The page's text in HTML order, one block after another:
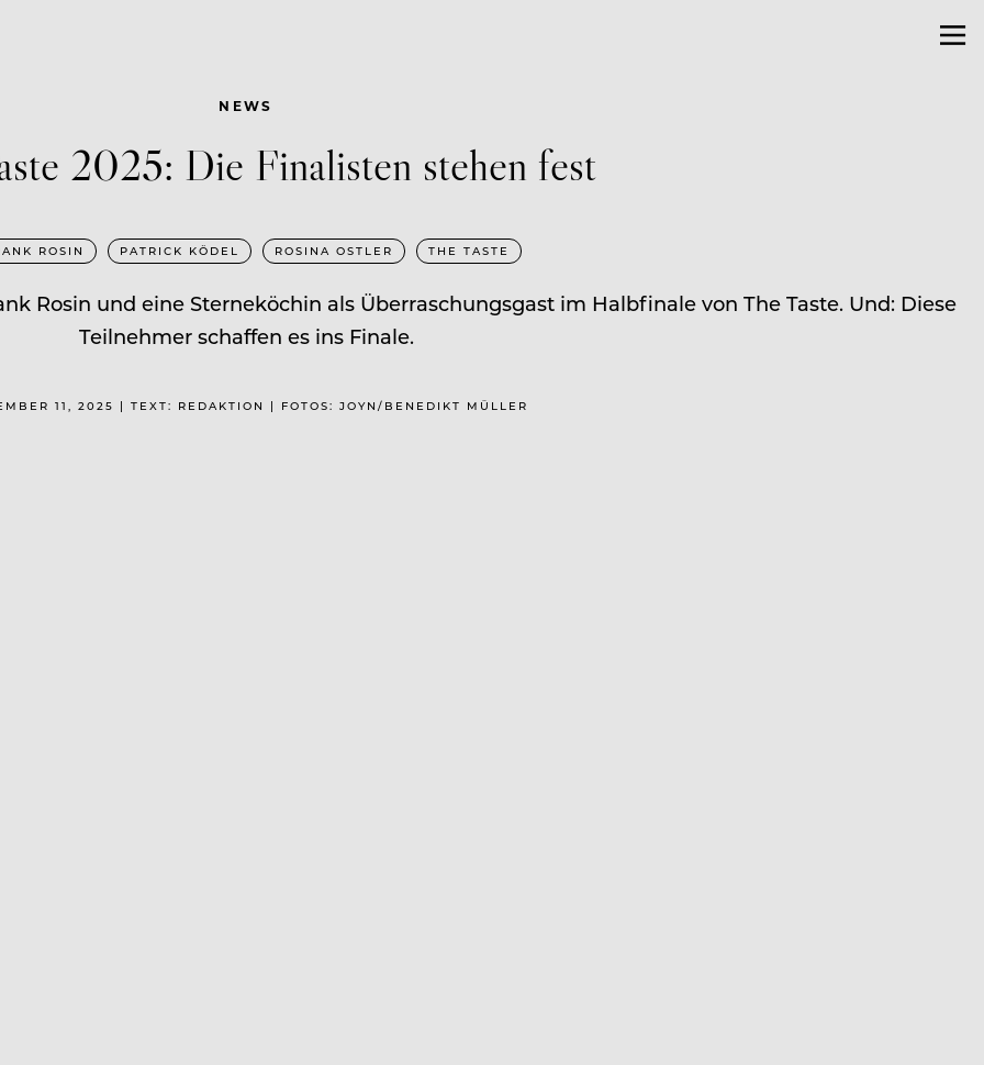
NEWS
2025: Die Finalisten stehen fest
ROSIN PATRICK KÖDEL ROSINA OSTLER THE TASTE
Rosin und eine Sterneköchin als Überraschungsgast im Halbfinale von The Taste. Und: Diese
Teilnehmer schaffen es ins Finale.
11, 2025 | TEXT: REDAKTION | FOTOS: JOYN/BENEDIKT MÜLLER